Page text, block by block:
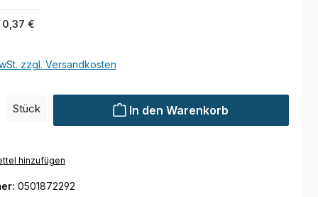
0,37 €
zzgl. Versandkosten
Gib den gewünschten Wert ein oder benutze die Schaltflächen
Stück In den Warenkorb
hinzufügen
0501872292